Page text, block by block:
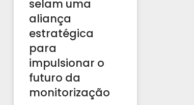
selam uma
aliança
estratégica
para
impulsionar o
futuro da
monitorização